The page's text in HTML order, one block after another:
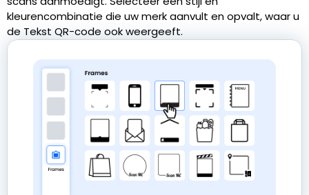
kleurencombinatie die uw merk aanvult en opvalt, waar u
de Tekst QR-code ook weergeeft.